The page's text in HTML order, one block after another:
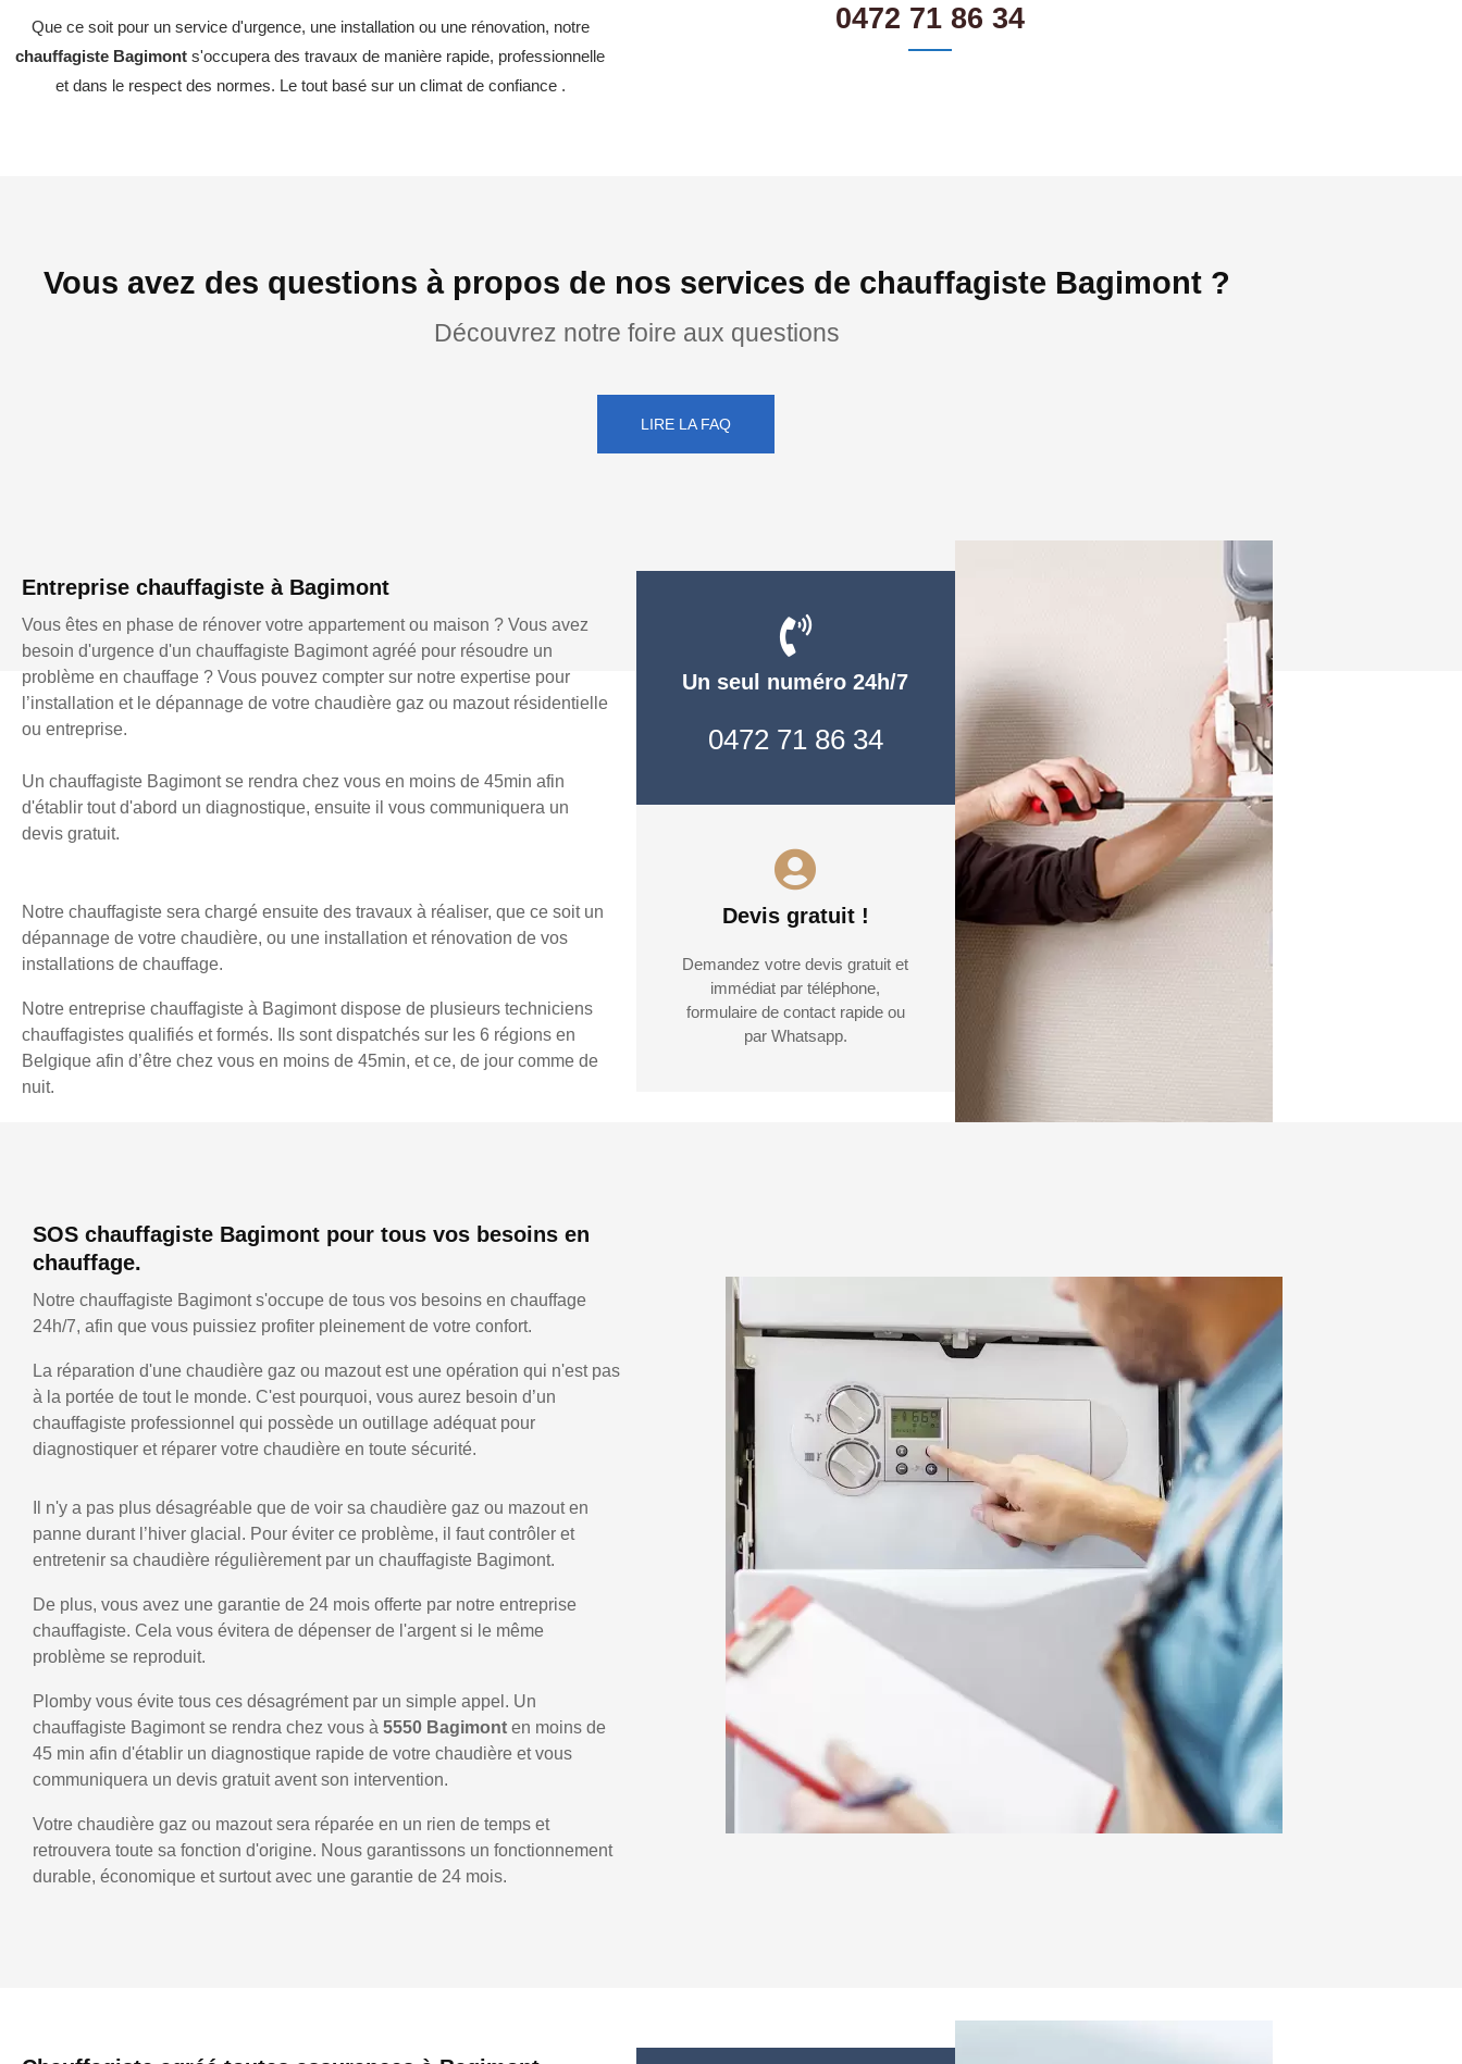
Que ce soit pour un service d'urgence, une installation ou une rénovation, notre
chauffagiste Bagimont s'occupera des travaux de manière rapide, professionnelle
et dans le respect des normes. Le tout basé sur un climat de confiance .
0472 71 86 34
Vous avez des questions à propos de nos services de chauffagiste Bagimont ?
Découvrez notre foire aux questions
LIRE LA FAQ
Entreprise chauffagiste à Bagimont
Vous êtes en phase de rénover votre appartement ou maison ? Vous avez
besoin d'urgence d'un chauffagiste Bagimont agréé pour résoudre un
problème en chauffage ? Vous pouvez compter sur notre expertise pour
l’installation et le dépannage de votre chaudière gaz ou mazout résidentielle
ou entreprise.
Un chauffagiste Bagimont se rendra chez vous en moins de 45min afin
d'établir tout d'abord un diagnostique, ensuite il vous communiquera un
devis gratuit.
Notre chauffagiste sera chargé ensuite des travaux à réaliser, que ce soit un
dépannage de votre chaudière, ou une installation et rénovation de vos
installations de chauffage.
Notre entreprise chauffagiste à Bagimont dispose de plusieurs techniciens
chauffagistes qualifiés et formés. Ils sont dispatchés sur les 6 régions en
Belgique afin d’être chez vous en moins de 45min, et ce, de jour comme de
nuit.
Un seul numéro 24h/7
0472 71 86 34
Devis gratuit !
Demandez votre devis gratuit et
immédiat par téléphone,
formulaire de contact rapide ou
par Whatsapp.
SOS chauffagiste Bagimont pour tous vos besoins en
chauffage.
Notre chauffagiste Bagimont s'occupe de tous vos besoins en chauffage
24h/7, afin que vous puissiez profiter pleinement de votre confort.
La réparation d'une chaudière gaz ou mazout est une opération qui n'est pas
à la portée de tout le monde. C'est pourquoi, vous aurez besoin d’un
chauffagiste professionnel qui possède un outillage adéquat pour
diagnostiquer et réparer votre chaudière en toute sécurité.
Il n'y a pas plus désagréable que de voir sa chaudière gaz ou mazout en
panne durant l’hiver glacial. Pour éviter ce problème, il faut contrôler et
entretenir sa chaudière régulièrement par un chauffagiste Bagimont.
De plus, vous avez une garantie de 24 mois offerte par notre entreprise
chauffagiste. Cela vous évitera de dépenser de l'argent si le même
problème se reproduit.
Plomby vous évite tous ces désagrément par un simple appel. Un
chauffagiste Bagimont se rendra chez vous à 5550 Bagimont en moins de
45 min afin d'établir un diagnostique rapide de votre chaudière et vous
communiquera un devis gratuit avent son intervention.
Votre chaudière gaz ou mazout sera réparée en un rien de temps et
retrouvera toute sa fonction d'origine. Nous garantissons un fonctionnement
durable, économique et surtout avec une garantie de 24 mois.